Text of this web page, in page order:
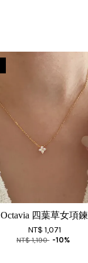
Octavia 四葉草女項鍊
NT$ 1,071
NT$ 1,190 -10%